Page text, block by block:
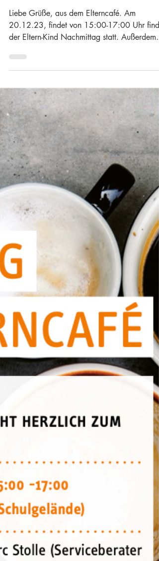
11. Dez. 2023
Elterncafé
Liebe Grüße, aus dem Elterncafé. Am
der Eltern-Kind Nachmittag statt. Außerdem
treffen Sie...